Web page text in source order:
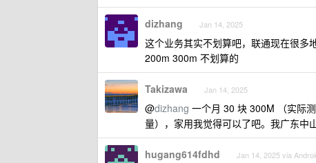
dizhang Jan 14, 2025
这个业务其实不划算吧，联通现在很多
200m 300m 不划算的
Takizawa Jan 14, 2025
@dizhang 一个月 30 块 300M （实际
量），家用我觉得可以了吧。我广东中
hugang614fdhd Jan 14, 2025 via